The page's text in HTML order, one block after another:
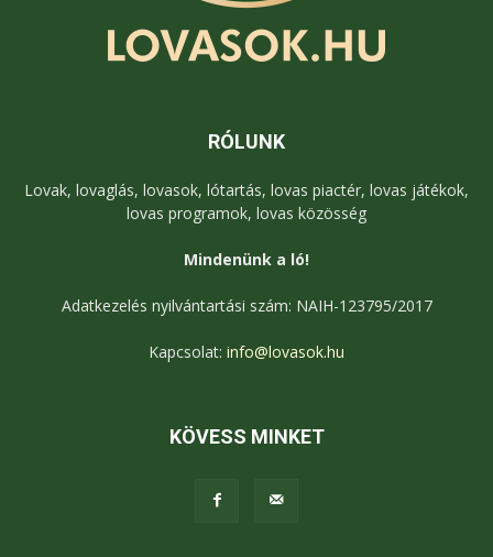
RÓLUNK
Lovak, lovaglás, lovasok, lótartás, lovas piactér, lovas játékok,
lovas programok, lovas közösség
Mindenünk a ló!
Adatkezelés nyilvántartási szám: NAIH-123795/2017
Kapcsolat: info@lovasok.hu
KÖVESS MINKET